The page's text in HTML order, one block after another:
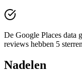
De Google Places data
reviews hebben 5
Nadelen